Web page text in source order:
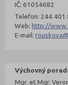
IČ: 61054682
Telefon: 244 401
Web:http://
E-mail:
Výchovný
Mgr. et Mgr.